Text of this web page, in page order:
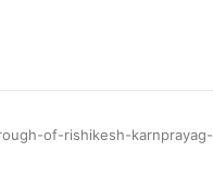
of-rishikesh-karnprayag-